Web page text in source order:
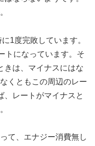
1度完敗しています。
トになっています。そ
きは、マイナスにはな
くともこの周辺のレー
、レートがマイナスと
て、エナジー消費無し